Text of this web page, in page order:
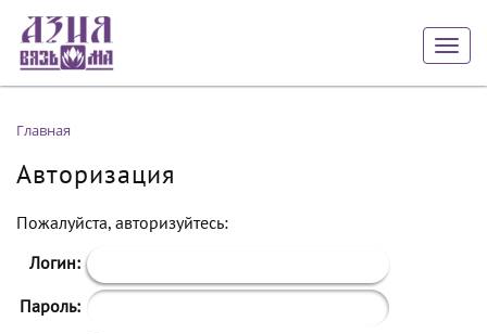
Главная
Авторизация
Пожалуйста, авторизуйтесь:
Логин:
Пароль: